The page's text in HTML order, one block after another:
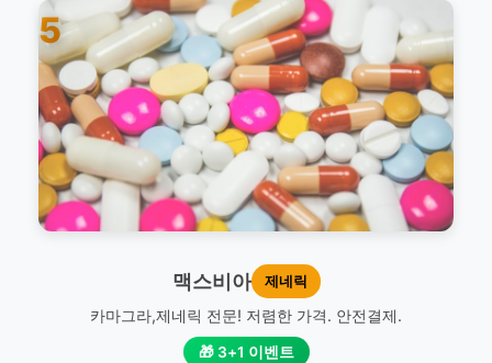
5
맥스비아 제네릭
카마그라,제네릭 전문! 저렴한 가격. 안전결제.
🎁 3+1 이벤트